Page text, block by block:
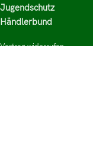
Jugendschutz
Händlerbund
Vertrag widerrufen